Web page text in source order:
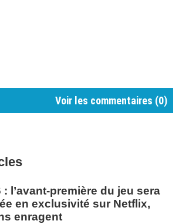
Voir les commentaires (0)
: l’avant-première du jeu sera
en exclusivité sur Netflix,
enragent